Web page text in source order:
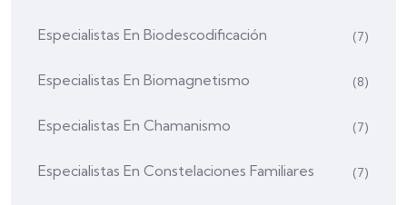
Especialistas En Biodescodificación (7)
Especialistas En Biomagnetismo (8)
Especialistas En Chamanismo (7)
Especialistas En Constelaciones Familiares (7)